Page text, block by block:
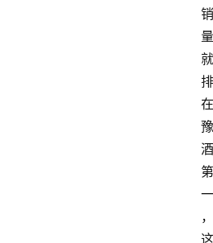
销
量
就
排
在
豫
酒
第
一
，
这